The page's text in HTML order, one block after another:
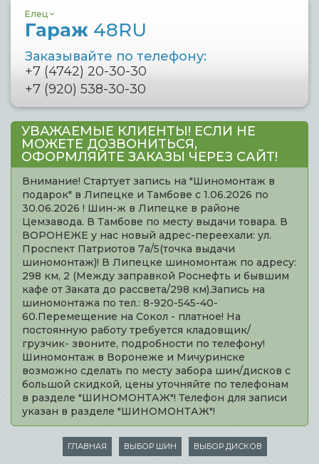
Елец
Гараж 48RU
Заказывайте по телефону:
+7 (4742) 20-30-30
+7 (920) 538-30-30
УВАЖАЕМЫЕ КЛИЕНТЫ! ЕСЛИ НЕ
МОЖЕТЕ ДОЗВОНИТЬСЯ,
ОФОРМЛЯЙТЕ ЗАКАЗЫ ЧЕРЕЗ САЙТ!
Внимание! Стартует запись на "Шиномонтаж в
подарок" в Липецке и Тамбове с 1.06.2026 по
30.06.2026 ! Шин-ж в Липецке в районе
Цемзавода. В Тамбове по месту выдачи товара. В
ВОРОНЕЖЕ у нас новый адрес-переехали: ул.
Проспект Патриотов 7а/5(точка выдачи
шиномонтаж)! В Липецке шиномонтаж по адресу:
298 км, 2 (Между заправкой Роснефть и бывшим
кафе от Заката до рассвета/298 км).Запись на
шиномонтажа по тел.: 8-920-545-40-
60.Перемещение на Сокол - платное! На
постоянную работу требуется кладовщик/
грузчик- звоните, подробности по телефону!
Шиномонтаж в Воронеже и Мичуринске
возможно сделать по месту забора шин/дисков с
большой скидкой, цены уточняйте по телефонам
в разделе "ШИНОМОНТАЖ"! Телефон для записи
указан в разделе "ШИНОМОНТАЖ"!
ГЛАВНАЯ ВЫБОР ШИН ВЫБОР ДИСКОВ